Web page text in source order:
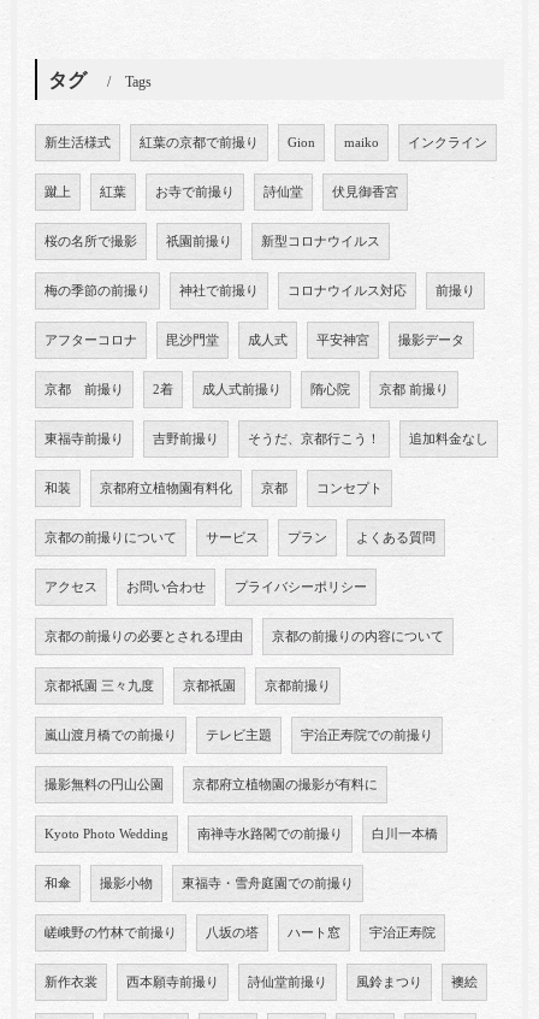
タグ Tags
新生活様式 紅葉の京都で前撮り Gion maiko インクライン
蹴上 紅葉 お寺で前撮り 詩仙堂 伏見御香宮
桜の名所で撮影 祇園前撮り 新型コロナウイルス
梅の季節の前撮り 神社で前撮り コロナウイルス対応 前撮り
アフターコロナ 毘沙門堂 成人式 平安神宮 撮影データ
京都 前撮り 2着 成人式前撮り 隋心院 京都 前撮り
東福寺前撮り 吉野前撮り そうだ、京都行こう！ 追加料金なし
和装 京都府立植物園有料化 京都 コンセプト
京都の前撮りについて サービス プラン よくある質問
アクセス お問い合わせ プライバシーポリシー
京都の前撮りの必要とされる理由 京都の前撮りの内容について
京都祇園 三々九度 京都祇園 京都前撮り
嵐山渡月橋での前撮り テレビ主題 宇治正寿院での前撮り
撮影無料の円山公園 京都府立植物園の撮影が有料に
Kyoto Photo Wedding 南禅寺水路閣での前撮り 白川一本橋
和傘 撮影小物 東福寺・雪舟庭園での前撮り
嵯峨野の竹林で前撮り 八坂の塔 ハート窓 宇治正寿院
新作衣裳 西本願寺前撮り 詩仙堂前撮り 風鈴まつり 襖絵